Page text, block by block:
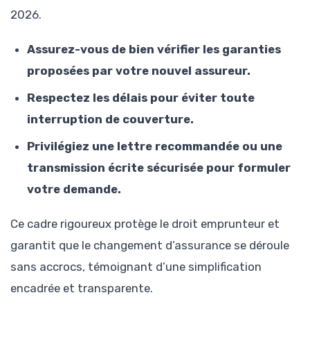
2026.
Assurez-vous de bien vérifier les garanties
proposées par votre nouvel assureur.
Respectez les délais pour éviter toute
interruption de couverture.
Privilégiez une lettre recommandée ou une
transmission écrite sécurisée pour formuler
votre demande.
Ce cadre rigoureux protège le droit emprunteur et
garantit que le changement d’assurance se déroule
sans accrocs, témoignant d’une simplification
encadrée et transparente.